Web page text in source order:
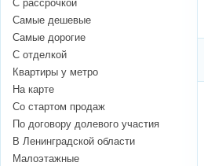
С рассрочкой
Самые дешевые
Самые дорогие
С отделкой
Квартиры у метро
На карте
Со стартом продаж
По договору долевого участия
В Ленинградской области
Малоэтажные